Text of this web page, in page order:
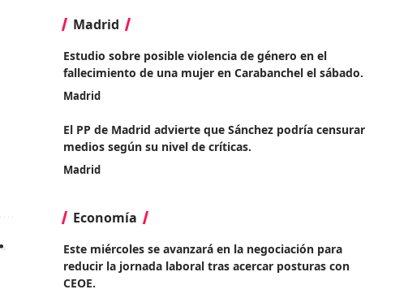
Madrid
Estudio sobre posible violencia de género en el
fallecimiento de una mujer en Carabanchel el sábado.
Madrid
El PP de Madrid advierte que Sánchez podría censurar
medios según su nivel de críticas.
Madrid
Economía
Este miércoles se avanzará en la negociación para
reducir la jornada laboral tras acercar posturas con
CEOE.